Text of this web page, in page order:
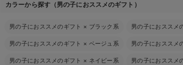
カラーから探す（男の子におススメのギフト）
男の子におススメのギフト × ブラック系 男の子におススメ
男の子におススメのギフト × ベージュ系 男の子におススメ
男の子におススメのギフト × ネイビー系 男の子におススメ